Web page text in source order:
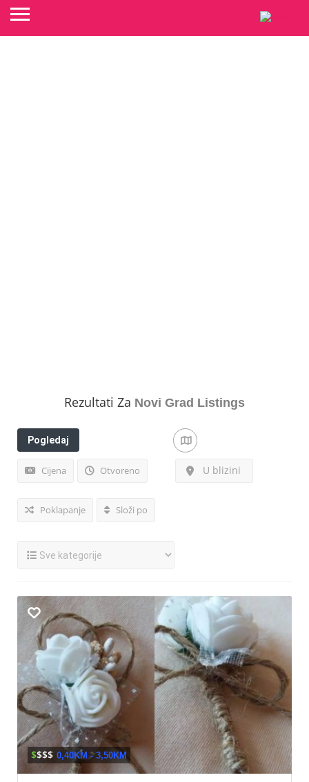
Rezultati Za Novi Grad Listings
Pogledaj
Cijena Otvoreno U blizini
Poklapanje Složi po
$$$$ 0,40KM - 3,50KM